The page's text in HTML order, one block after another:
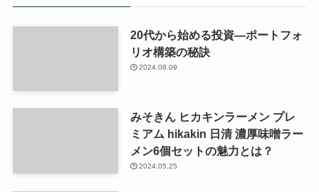
20代から始める投資—ポートフォ
リオ構築の秘訣
2024.08.09
みそきん ヒカキンラーメン プレ
ミアム hikakin 日清 濃厚味噌ラー
メン6個セットの魅力とは？
2024.05.25